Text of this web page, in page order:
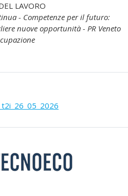
LAVORO
- Competenze per il futuro:
nuove opportunità - PR Veneto